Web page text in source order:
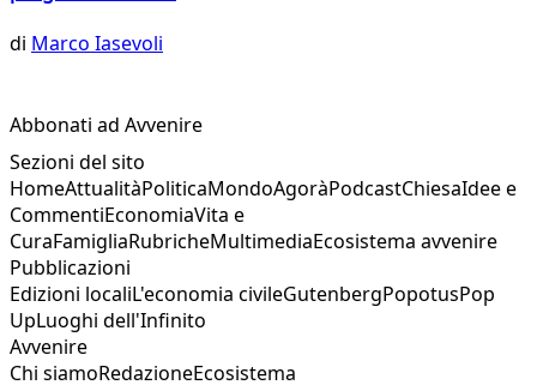
di Marco Iasevoli
Abbonati ad Avvenire
Sezioni del sito
HomeAttualitàPoliticaMondoAgoràPodcastChiesaIdee e
CommentiEconomiaVita e
CuraFamigliaRubricheMultimediaEcosistema avvenire
Pubblicazioni
Edizioni localiL'economia civileGutenbergPopotusPop
UpLuoghi dell'Infinito
Avvenire
Chi siamoRedazioneEcosistema